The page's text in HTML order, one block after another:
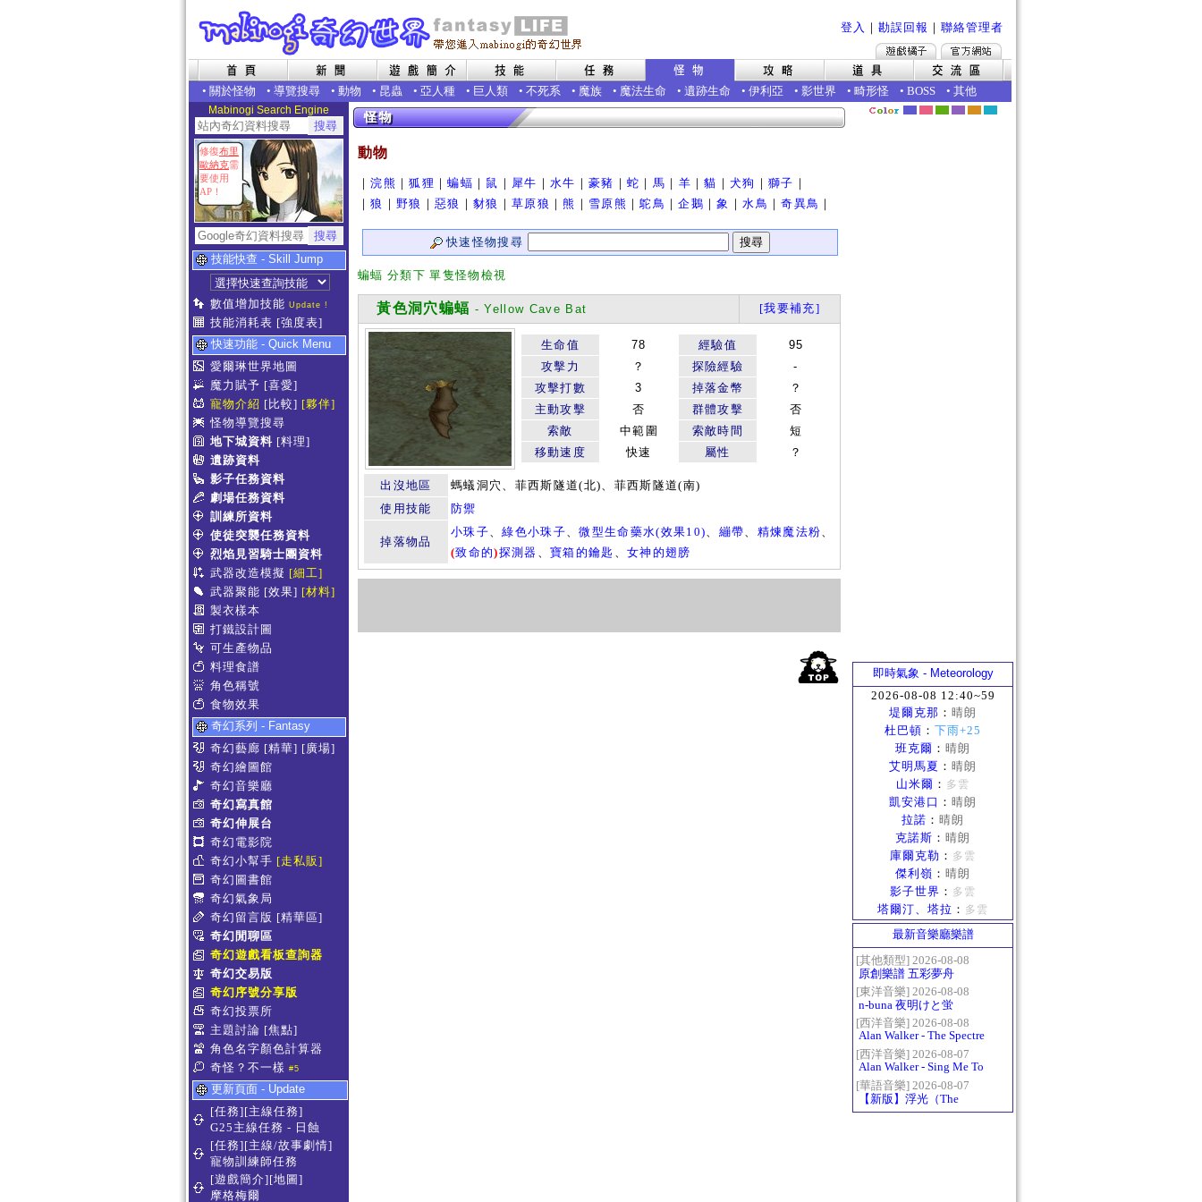
登入 ｜ 勘誤回報 ｜ 聯絡管理者
• 關於怪物 • 導覽搜尋 • 動物 • 昆蟲 • 亞人種 • 巨人類 • 不死系 • 魔族 • 魔法生命 • 遺跡生命 • 伊利亞 • 影世界 • 畸形怪 • BOSS • 其他
Mabinogi Search Engine
修復布里
歐納克需
要使用
AP！
技能快查 - Skill Jump
數值增加技能 Update !
技能消耗表 [強度表]
快速功能 - Quick Menu
愛爾琳世界地圖
魔力賦予 [喜愛]
寵物介紹 [比較] [夥伴]
怪物導覽搜尋
地下城資料 [料理]
遺跡資料
影子任務資料
劇場任務資料
訓練所資料
使徒突襲任務資料
烈焰見習騎士團資料
武器改造模擬 [細工]
武器聚能 [效果] [材料]
製衣樣本
打鐵設計圖
可生產物品
料理食譜
角色稱號
食物效果
奇幻系列 - Fantasy
奇幻藝廊 [精華] [廣場]
奇幻繪圖館
奇幻音樂廳
奇幻寫真館
奇幻伸展台
奇幻電影院
奇幻小幫手 [走私販]
奇幻圖書館
奇幻氣象局
奇幻留言版 [精華區]
奇幻閒聊區
奇幻遊戲看板查詢器
奇幻交易版
奇幻序號分享版
奇幻投票所
主題討論 [焦點]
角色名字顏色計算器
奇怪？不一樣 #5
更新頁面 - Update
[任務][主線任務]
G25主線任務 - 日蝕
[任務][主線/故事劇情]
寵物訓練師任務
[遊戲簡介][地圖]
摩格梅爾
動物
｜浣熊 ｜狐狸 ｜蝙蝠 ｜ 鼠 ｜ 犀牛 ｜水牛 ｜豪豬 ｜蛇 ｜ 馬 ｜ 羊 ｜貓 ｜ 犬狗 ｜ 獅子 ｜
｜狼 ｜野狼 ｜惡狼 ｜豺狼 ｜草原狼 ｜熊 ｜ 雪原熊 ｜鴕鳥 ｜企鵝 ｜象 ｜水鳥 ｜奇異鳥 ｜
快速怪物搜尋
蝙蝠 分類下 單隻怪物檢視
黃色洞穴蝙蝠 - Yellow Cave Bat [我要補充]
生命值 78 經驗值
95
攻擊力
？ 探險經驗
-
攻擊打數
3 掉落金幣
？
主動攻擊
否 群體攻擊
否
索敵
中範圍 索敵時間
短
移動速度
快速 屬性 ？
出沒地區
螞蟻洞穴、菲西斯隧道(北)、菲西斯隧道(南)
使用技能
防禦
掉落物品
小珠子、綠色小珠子、微型生命藥水(效果10)、 繃帶、 精煉魔法粉、
(致命的)探測器 、寶箱的鑰匙 、女神的翅膀
即時氣象 - Meteorology
2026-08-08 12:40~59
堤爾克那 ： 晴朗
杜巴頓 ： 下雨+25
班克爾 ： 晴朗
艾明馬夏 ： 晴朗
山米爾 ： 多雲
凱安港口 ： 晴朗
拉諾 ： 晴朗
克諾斯 ： 晴朗
庫爾克勒 ： 多雲
傑利嶺 ： 晴朗
影子世界 ： 多雲
塔爾汀、塔拉 ： 多雲
最新音樂廳樂譜
[其他類型] 2026-08-08
原創樂譜 五彩夢舟
[東洋音樂] 2026-08-08
n-buna 夜明けと蛍
[西洋音樂] 2026-08-08
Alan Walker - The Spectre
[西洋音樂] 2026-08-07
Alan Walker - Sing Me To
Sleep
[華語音樂] 2026-08-07
【新版】浮光（The
History）：六和弦